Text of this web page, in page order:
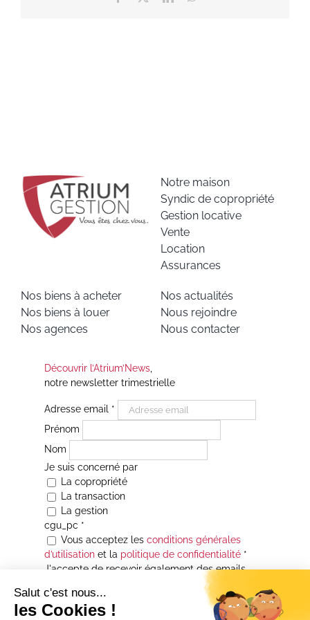
Notre maison
Syndic de copropriété
Gestion locative
Vente
Location
Assurances
Nos biens à acheter
Nos biens à louer
Nos agences
Nos actualités
Nous rejoindre
Nous contacter
Découvrir l’Atrium’News,
notre newsletter trimestrielle
Adresse email *
Prénom
Nom
Je suis concerné par
La copropriété
La transaction
La gestion
cgu_pc *
Vous acceptez les conditions générales
d’utilisationet la politique de confidentialité*
J'accepte de recevoir également des emails
Je souhaite être informé(e) de toutes les
actualités immobilières des agences de la
Maison Atrium Gestion. À tout moment, vous